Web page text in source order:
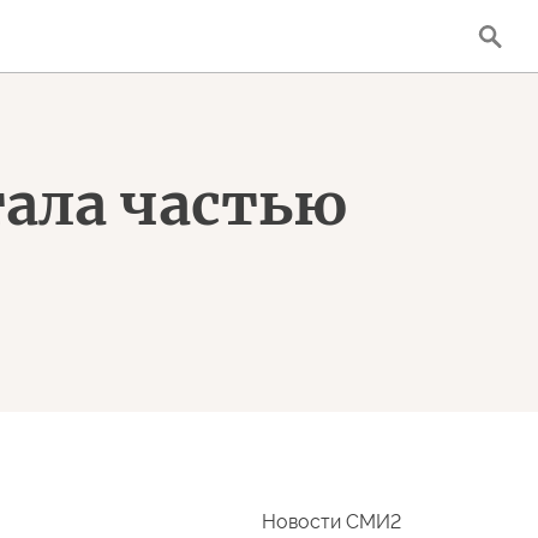
частью
Новости СМИ2